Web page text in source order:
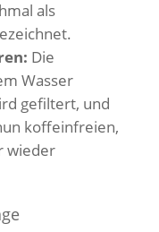
als
Die
Wasser
gefiltert, und
koffeinfreien,
wieder